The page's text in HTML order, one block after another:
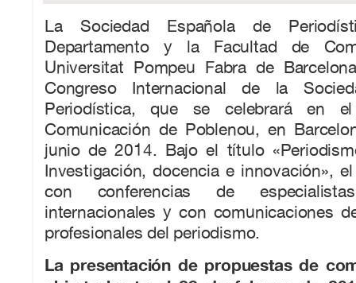
La Sociedad Española de
Departamento y la Facultad de
Universitat Pompeu Fabra de
Congreso Internacional de la
Periodística, que se celebrará en
Comunicación de Poblenou, en
junio de 2014. Bajo el título
Investigación, docencia e innovación»,
con conferencias de
internacionales y con comunicaciones
profesionales del periodismo.
La presentación de propuestas de